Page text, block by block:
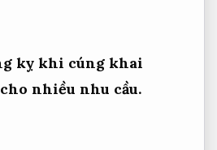
kỵ khi cúng khai
nhiều nhu cầu.